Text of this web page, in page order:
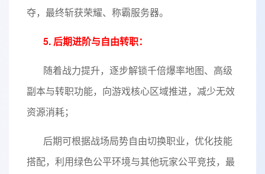
夺，最终斩获荣耀、称霸服务器。
5. 后期进阶与自由转职：
随着战力提升，逐步解锁千倍爆率地图、高级
副本与转职功能，向游戏核心区域推进，减少无效
资源消耗；
后期可根据战场局势自由切换职业，优化技能
搭配，利用绿色公平环境与其他玩家公平竞技，最